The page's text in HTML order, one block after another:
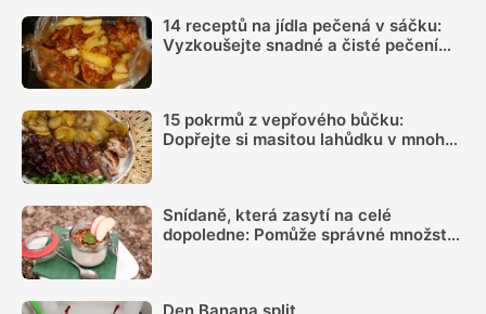
14 receptů na jídla pečená v sáčku:
Vyzkoušejte snadné a čisté pečení
15 pokrmů z vepřového bůčku:
Dopřejte si masitou lahůdku v mnoha
Snídaně, která zasytí na celé
dopoledne: Pomůže správné množství
Den Banana split